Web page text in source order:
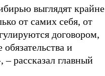
выглядят крайне
от самих себя, от
договором,
и
рассказал главный